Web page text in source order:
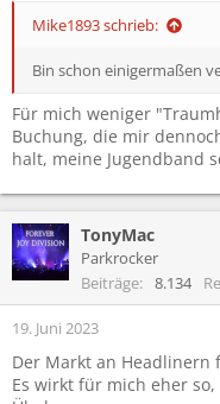
Mike1893 schrieb:
Bin schon einigermaßen
Für mich weniger
Buchung, die mir
halt, meine Jugendband
TonyMac
Parkrocker
Beiträge
8.134
19. Juni 2023
Der Markt an Headlinern
Es wirkt für mich eher